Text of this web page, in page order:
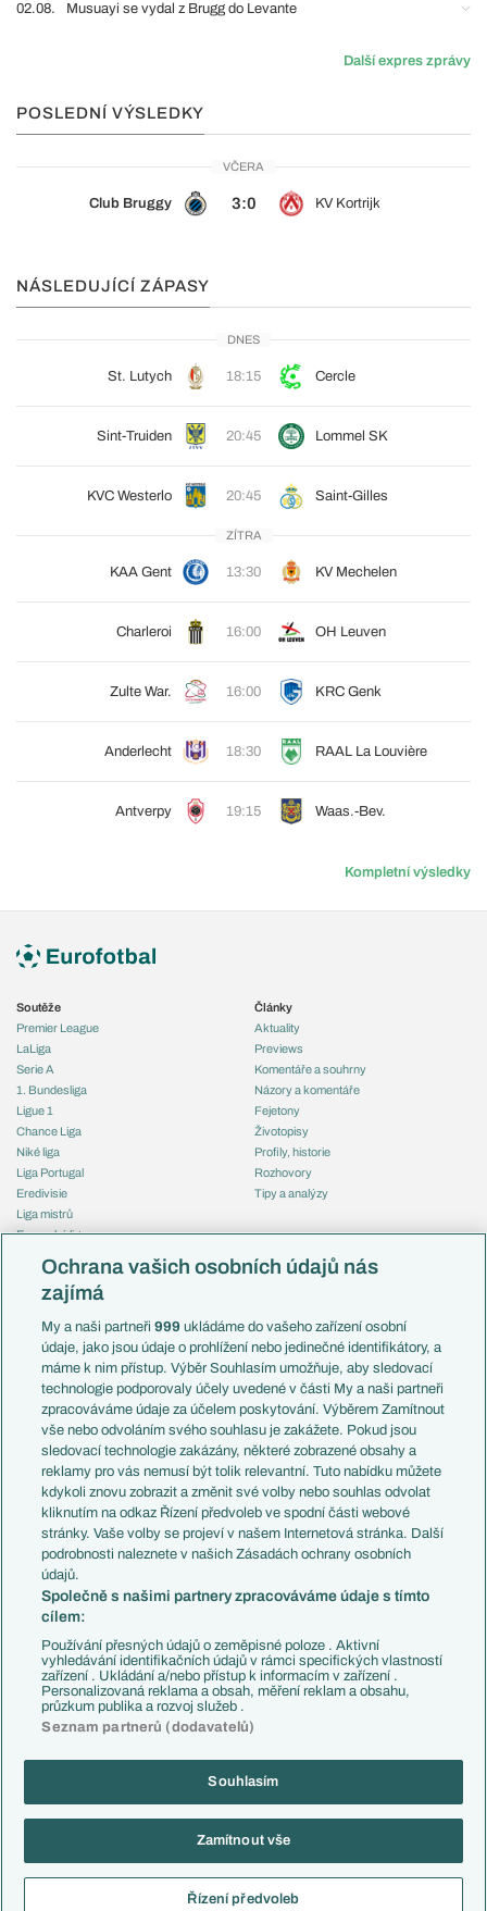
02.08. Musuayi se vydal z Brugg do Levante
Další expres zprávy
POSLEDNÍ VÝSLEDKY
VČERA
Club Bruggy 3:0 KV Kortrijk
NÁSLEDUJÍCÍ ZÁPASY
DNES
St. Lutych 18:15 Cercle
Sint-Truiden 20:45 Lommel SK
KVC Westerlo 20:45 Saint-Gilles
ZÍTRA
KAA Gent 13:30 KV Mechelen
Charleroi 16:00 OH Leuven
Zulte War. 16:00 KRC Genk
Anderlecht 18:30 RAAL La Louvière
Antverpy 19:15 Waas.-Bev.
Kompletní výsledky
Soutěže
Premier League
LaLiga
Serie A
1. Bundesliga
Ligue 1
Chance Liga
Niké liga
Liga Portugal
Eredivisie
Liga mistrů
Evropská liga
Mistrovství světa
Liga národů
Témata
Představení týmů MS
EuroSkauting
PL v kostce
Evropské koeficienty
Přestupy
Přestupové spekulace
Zranění
Kluby
Arsenal FC
Chelsea FC
Manchester United
AC Milán
Juventus FC
Bayern Mnichov
FC Barcelona
Real Madrid
Články
Aktuality
Previews
Komentáře a souhrny
Názory a komentáře
Fejetony
Životopisy
Profily, historie
Rozhovory
Tipy a analýzy
Česko
Francie
Itálie
Německo
Španělsko
Argentina
Brazílie
Přestupy
Zápasy
Livescore
Tipovací soutěž
Copyright © 2001-2026 EuroFotbal.cz. Využíváme zpravodajství ČTK.
Informace o zpracování osobních údajů
Ochrana vašich osobních údajů nás
zajímá
My a naši partneři999 ukládáme do vašeho zařízení osobní
údaje, jako jsou údaje o prohlížení nebo jedinečné identifikátory, a
máme k nim přístup. Výběr Souhlasím umožňuje, aby sledovací
technologie podporovaly účely uvedené v části My a naši partneři
zpracováváme údaje za účelem poskytování. Výběrem Zamítnout
vše nebo odvoláním svého souhlasu je zakážete. Pokud jsou
sledovací technologie zakázány, některé zobrazené obsahy a
reklamy pro vás nemusí být tolik relevantní. Tuto nabídku můžete
kdykoli znovu zobrazit a změnit své volby nebo souhlas odvolat
kliknutím na odkaz Řízení předvoleb ve spodní části webové
stránky. Vaše volby se projeví v našem Internetová stránka. Další
podrobnosti naleznete v našich Zásadách ochrany osobních
údajů.
Společně s našimi partnery zpracováváme údaje s tímto
cílem:
Používání přesných údajů o zeměpisné poloze . Aktivní
vyhledávání identifikačních údajů v rámci specifických vlastností
zařízení . Ukládání a/nebo přístup k informacím v zařízení .
Personalizovaná reklama a obsah, měření reklam a obsahu,
průzkum publika a rozvoj služeb .
Seznam partnerů (dodavatelů)
Souhlasím
Zamítnout vše
Řízení předvoleb